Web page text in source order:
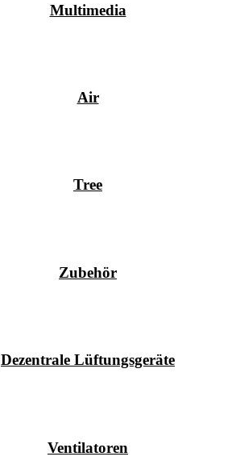
Multimedia
Air
Tree
Zubehör
Dezentrale Lüftungsgeräte
Ventilatoren